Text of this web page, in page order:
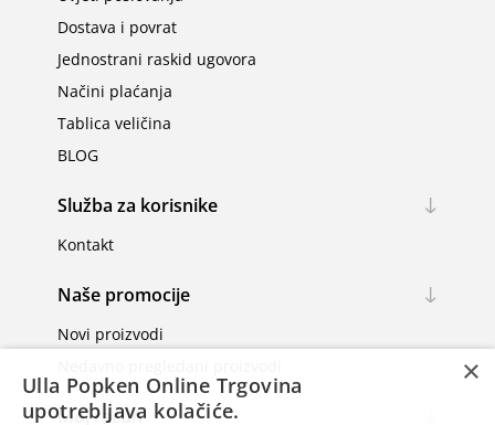
Dostava i povrat
Jednostrani raskid ugovora
Načini plaćanja
Tablica veličina
BLOG
Služba za korisnike
Kontakt
Naše promocije
Novi proizvodi
Moj račun
×
Ulla Popken Online Trgovina
upotrebljava kolačiće.